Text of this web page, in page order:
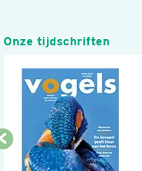
Onze tijdschriften